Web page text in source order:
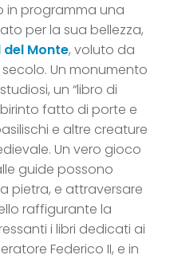
in programma una
per la sua bellezza,
del Monte, voluto da
secolo. Un monumento
un “libro di
fatto di porte e
e altre creature
Un vero gioco
guide possono
pietra, e attraversare
raffigurante la
i libri dedicati ai
Federico II, e in